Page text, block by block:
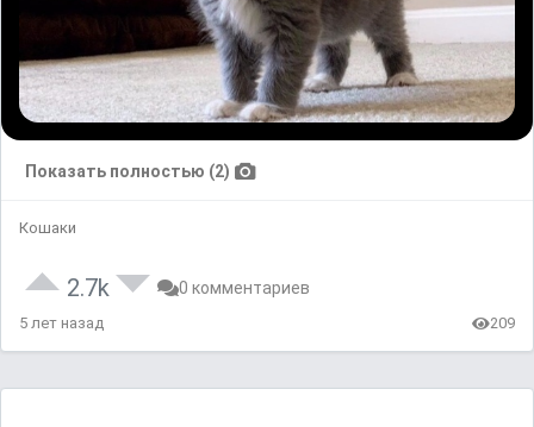
Показать полностью (2)
Кошаки
2.7k 0 комментариев
5 лет назад 209